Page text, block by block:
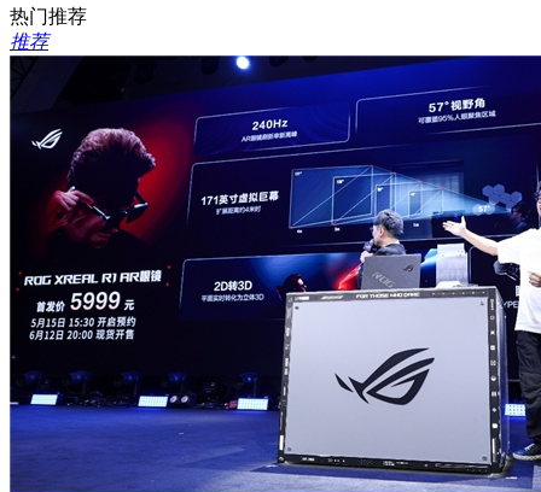
热门推荐
推荐